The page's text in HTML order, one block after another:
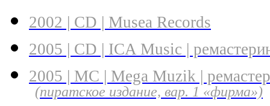
2002 | CD | Musea Records
2005 | CD | ICA Music |
2005 | MC | Mega Muzik |
(пиратское издание, вар. 1 «фирма»)